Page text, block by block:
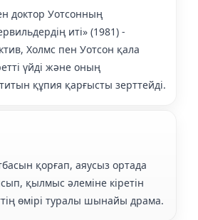
доктор Уотсонның
иті» (1981) -
Холмс пен Уотсон қала
үйді және оның
құпия қарғысты зерттейді.
қорғап, аяусыз ортада
қылмыс әлеміне кіретін
өмірі туралы шынайы драма.